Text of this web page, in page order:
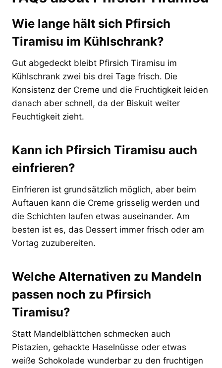
Wie lange hält sich Pfirsich
Tiramisu im Kühlschrank?
Gut abgedeckt bleibt Pfirsich Tiramisu im
Kühlschrank zwei bis drei Tage frisch. Die
Konsistenz der Creme und die Fruchtigkeit leiden
danach aber schnell, da der Biskuit weiter
Feuchtigkeit zieht.
Kann ich Pfirsich Tiramisu auch
einfrieren?
Einfrieren ist grundsätzlich möglich, aber beim
Auftauen kann die Creme grisselig werden und
die Schichten laufen etwas auseinander. Am
besten ist es, das Dessert immer frisch oder am
Vortag zuzubereiten.
Welche Alternativen zu Mandeln
passen noch zu Pfirsich
Tiramisu?
Statt Mandelblättchen schmecken auch
Pistazien, gehackte Haselnüsse oder etwas
weiße Schokolade wunderbar zu den fruchtigen